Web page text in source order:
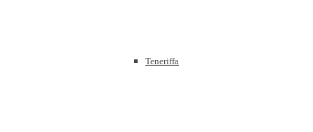
Teneriffa